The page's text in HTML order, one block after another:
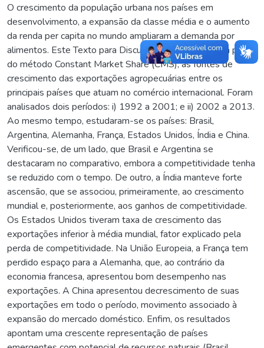
O crescimento da população urbana nos países em
desenvolvimento, a expansão da classe média e o aumento
da renda per capita no mundo ampliaram a demanda por
alimentos. Este Texto para Discussão visa identificar, a partir
do método Constant Market Share (CMS), as fontes de
crescimento das exportações agropecuárias entre os
principais países que atuam no comércio internacional. Foram
analisados dois períodos: i) 1992 a 2001; e ii) 2002 a 2013.
Ao mesmo tempo, estudaram-se os países: Brasil,
Argentina, Alemanha, França, Estados Unidos, Índia e China.
Verificou-se, de um lado, que Brasil e Argentina se
destacaram no comparativo, embora a competitividade tenha
se reduzido com o tempo. De outro, a Índia manteve forte
ascensão, que se associou, primeiramente, ao crescimento
mundial e, posteriormente, aos ganhos de competitividade.
Os Estados Unidos tiveram taxa de crescimento das
exportações inferior à média mundial, fator explicado pela
perda de competitividade. Na União Europeia, a França tem
perdido espaço para a Alemanha, que, ao contrário da
economia francesa, apresentou bom desempenho nas
exportações. A China apresentou decrescimento de suas
exportações em todo o período, movimento associado à
expansão do mercado doméstico. Enfim, os resultados
apontam uma crescente representação de países